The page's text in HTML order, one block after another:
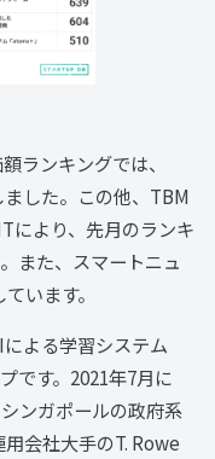
ランキングでは、
した。この他、TBM
により、先月のランキ
また、スマートニュ
います。
よる学習システム
です。2021年7月に
ンガポールの政府系
会社大手のT. Rowe